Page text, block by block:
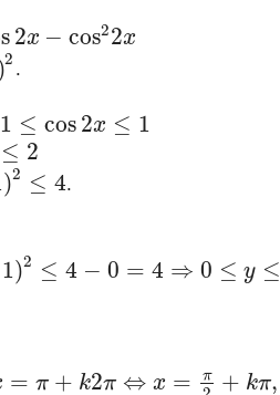
2x − cos22x
2 .
1 ≤ cos 2x ≤ 1
≤ 2
)2 ≤ 4.
1)2 ≤ 4 − 0 = 4 ⇒ 0 ≤ y ≤
= π + k2π ⇔ x = π + kπ,